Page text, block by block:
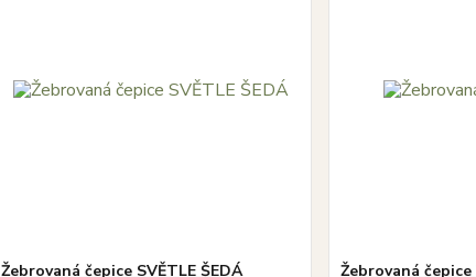
Žebrovaná čepice SVĚTLE ŠEDÁ
Žebrovaná čepice